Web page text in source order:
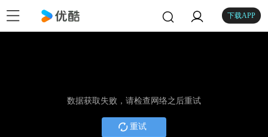
下载APP
数据获取失败，请检查网络之后重试
重试